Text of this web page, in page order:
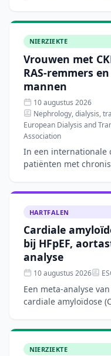
veneuze trombose
NIERZIEKTE
Vrouwen met
RAS-remmers
mannen
10 augustus 2026
Nephrology, dialysis,
European Dialysis and
Association
In een internationale
patiënten met
0,75) en SGLT2
HARTFALEN
Cardiale
bij HFpEF,
analyse
10 augustus 2026
Een meta-analyse
cardiale amyloïdose
NIERZIEKTE